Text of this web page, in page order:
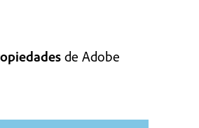
de Adobe